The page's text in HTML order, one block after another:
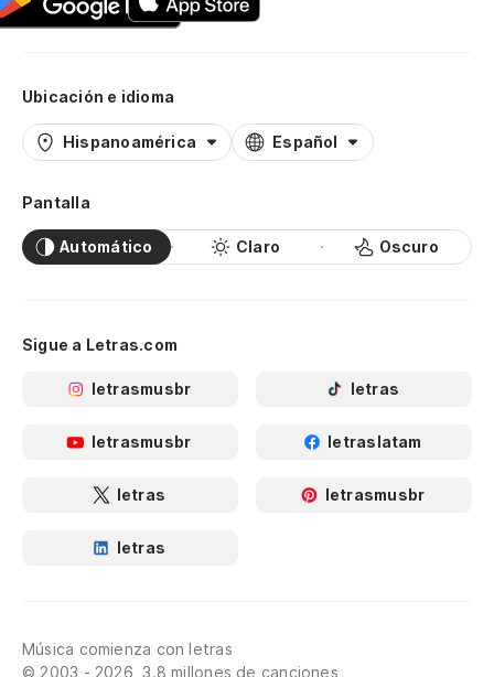
Ubicación e idioma
Hispanoamérica Español
Pantalla
Automático Claro Oscuro
Sigue a Letras.com
letrasmusbr letras
letrasmusbr letraslatam
letras letrasmusbr
letras
Música comienza con letras
© 2003 - 2026, 3.8 millones de canciones